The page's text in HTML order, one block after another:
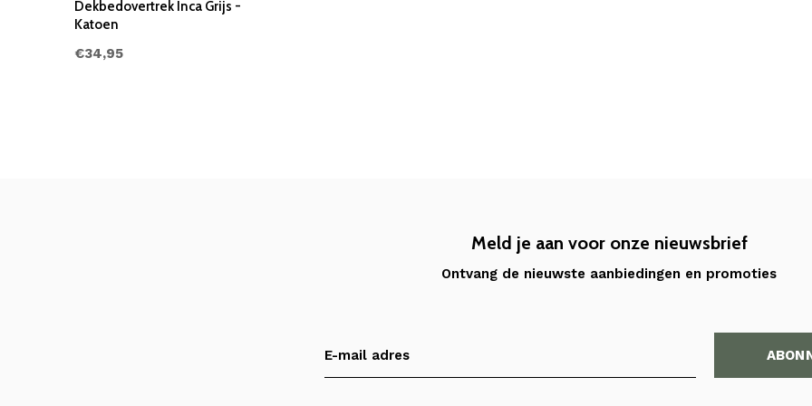
Dekbedovertrek Inca Grijs -
Katoen
€34,95
Meld je aan voor onze nieuwsbrief
Ontvang de nieuwste aanbiedingen en promoties